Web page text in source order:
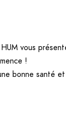
HUM vous
!
bonne santé